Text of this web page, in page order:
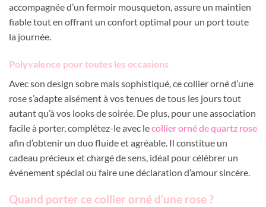
accompagnée d’un fermoir mousqueton, assure un maintien
fiable tout en offrant un confort optimal pour un port toute
la journée.
Polyvalence pour toutes les occasions
Avec son design sobre mais sophistiqué, ce collier orné d’une
rose s’adapte aisément à vos tenues de tous les jours tout
autant qu’à vos looks de soirée. De plus, pour une association
facile à porter, complétez-le avec lecollier orné de quartz rose
afin d’obtenir un duo fluide et agréable. Il constitue un
cadeau précieux et chargé de sens, idéal pour célébrer un
événement spécial ou faire une déclaration d’amour sincère.
Quand porter ce collier orné d’une rose ?